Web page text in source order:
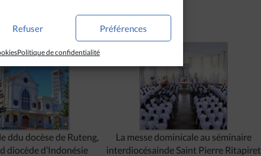
Refuser Préférences
Politique de confidentialité
ddu docèse de Ruteng,
diocède d’Indonésie
La messe dominicale au séminaire
interdiocésainde Saint Pierre Ritapiret